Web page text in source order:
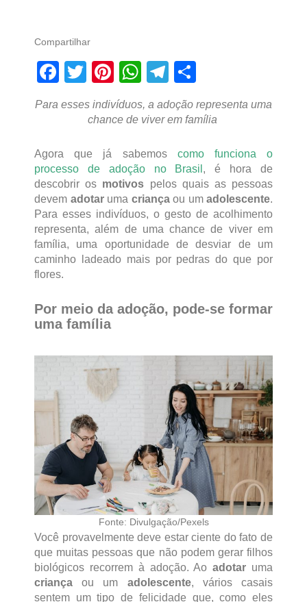
Compartilhar
Facebook
TwitterPinterest
WhatsApp
Telegram
Para esses indivíduos, a adoção representa uma
chance de viver em família
Agora que já sabemos como funciona o
processo de adoção no Brasil , é hora de
descobrir os motivos pelos quais as pessoas
devem adotaruma criançaou um adolescente.
Para esses indivíduos, o gesto de acolhimento
representa, além de uma chance de viver em
família, uma oportunidade de desviar de um
caminho ladeado mais por pedras do que por
flores.
Por meio da adoção, pode-se formar
uma família
Fonte: Divulgação/Pexels
Você provavelmente deve estar ciente do fato de
que muitas pessoas que não podem gerar filhos
biológicos recorrem à adoção. Aoadotar uma
criança ou um adolescente, vários casais
sentem um tipo de felicidade que, como eles